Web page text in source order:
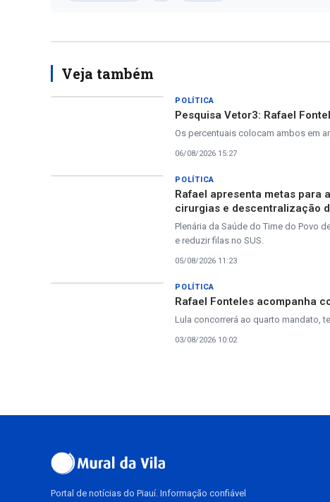
Veja também
POLÍTICA
Pesquisa Vetor3: Rafael
Os percentuais colocam ambos em
06/08/2026 15:27
POLÍTICA
Rafael apresenta metas para
cirurgias e descentralização
Plenária da Saúde do Time do Povo
e reduzir filas no SUS.
05/08/2026 11:23
POLÍTICA
Rafael Fonteles acompanha
Lula concorrerá ao quarto mandato,
03/08/2026 10:02
Portal de notícias do Piauí. Informação confiável